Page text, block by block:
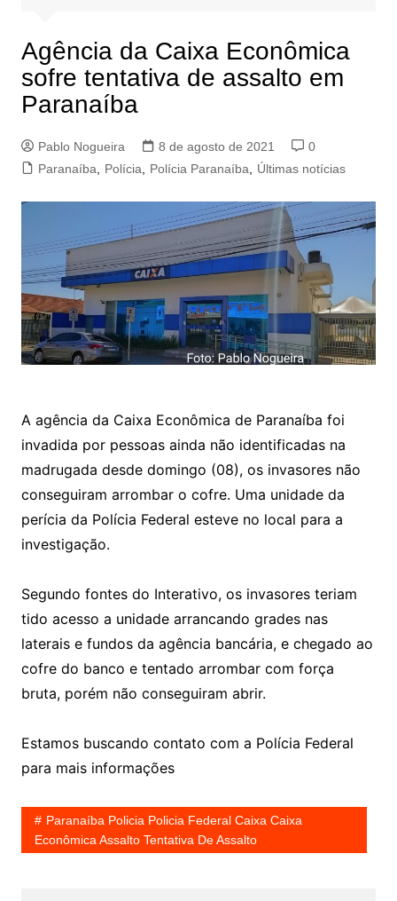
Agência da Caixa Econômica
sofre tentativa de assalto em
Paranaíba
Pablo Nogueira 8 de agosto de 2021
0
Paranaíba
Polícia Polícia Paranaíba Últimas notícias
A agência da Caixa Econômica de Paranaíba foi
invadida por pessoas ainda não identificadas na
madrugada desde domingo (08), os invasores não
conseguiram arrombar o cofre. Uma unidade da
perícia da Polícia Federal esteve no local para a
investigação.
Segundo fontes do Interativo, os invasores teriam
tido acesso a unidade arrancando grades nas
laterais e fundos da agência bancária, e chegado ao
cofre do banco e tentado arrombar com força
bruta, porém não conseguiram abrir.
Estamos buscando contato com a Polícia Federal
para mais informações
Paranaíba Policia Policia Federal Caixa Caixa
Econômica Assalto Tentativa De Assalto